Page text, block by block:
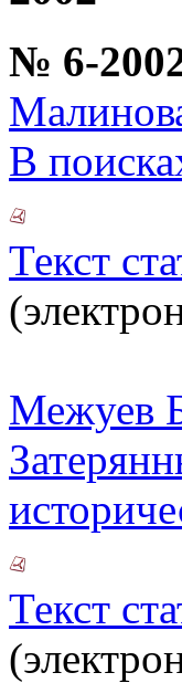
№ 6-
В
Текст
Межуев
Текст